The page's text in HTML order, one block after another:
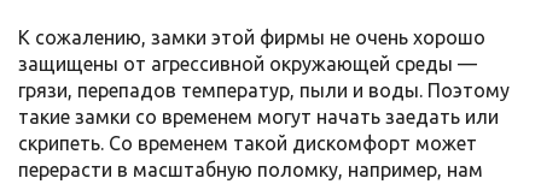
К сожалению, замки этой фирмы не очень хорошо
защищены от агрессивной окружающей среды —
грязи, перепадов температур, пыли и воды. Поэтому
такие замки со временем могут начать заедать или
скрипеть. Со временем такой дискомфорт может
перерасти в масштабную поломку, например, нам